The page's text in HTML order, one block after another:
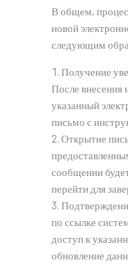
В общем,
новой
следующим
Получение
После внесения
указанный
письмо с
Открытие
сообщении
перейти для
по ссылке
доступ к
обновление